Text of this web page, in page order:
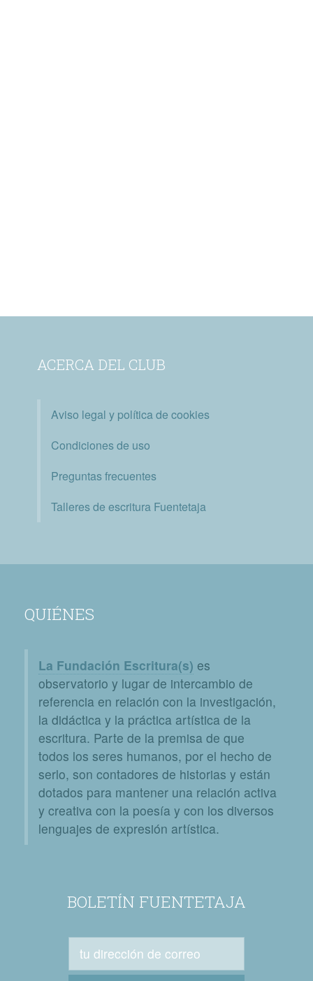
ACERCA DEL CLUB
Aviso legal y política de cookies
Condiciones de uso
Preguntas frecuentes
Talleres de escritura Fuentetaja
QUIÉNES
La Fundación Escritura(s) es
observatorio y lugar de intercambio de
referencia en relación con la investigación,
la didáctica y la práctica artística de la
escritura. Parte de la premisa de que
todos los seres humanos, por el hecho de
serlo, son contadores de historias y están
dotados para mantener una relación activa
y creativa con la poesía y con los diversos
lenguajes de expresión artística.
BOLETÍN FUENTETAJA